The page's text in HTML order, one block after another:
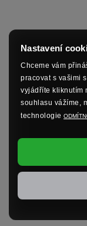
Nastavení
Chceme vám
pracovat s vašimi
vyjádříte kliknutím
souhlasu vážíme,
technologie